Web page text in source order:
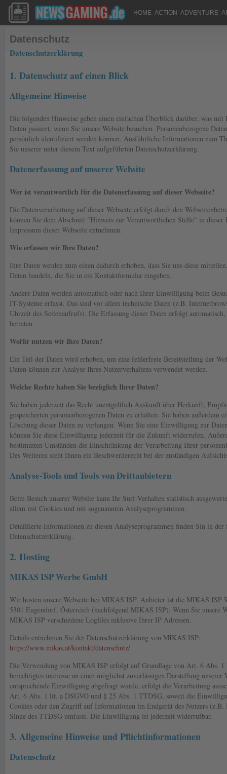
HOME ACTION ADVENTURE
Datenschutz
Datenschutzerklärung
1. Datenschutz auf einen Blick
Allgemeine Hinweise
Die folgenden Hinweise geben einen einfachen Überblick darüber, was mit
Daten passiert, wenn Sie unsere Website besuchen. Personenbezogene
persönlich identifiziert werden können. Ausführliche Informationen zum
Sie unserer unter diesem Text aufgeführten Datenschutzerklärung.
Datenerfassung auf unserer Website
Wer ist verantwortlich für die Datenerfassung auf dieser Webseite?
Die Datenverarbeitung auf dieser Webseite erfolgt durch den
können Sie dem Abschnitt "Hinweis zur Verantwortlichen Stelle" in dieser
Impressum dieser Webseite entnehmen.
Wie erfassen wir Ihre Daten?
Ihre Daten werden zum einen dadurch erhoben, dass Sie uns diese
Daten handeln, die Sie in ein Kontaktformular eingeben.
Andere Daten werden automatisch oder nach Ihrer Einwilligung beim
IT-Systeme erfasst. Das sind vor allem technische Daten (z.B.
Uhrzeit des Seitenaufrufs). Die Erfassung dieser Daten erfolgt automatisch,
betreten.
Wofür nutzen wir Ihre Daten?
Ein Teil der Daten wird erhoben, um eine fehlerfreie Bereitstellung der
Daten können zur Analyse Ihres Nutzerverhaltens verwendet werden.
Welche Rechte haben Sie bezüglich Ihrer Daten?
Sie haben jederzeit das Recht unentgeltlich Auskunft über Herkunft,
gespeicherten personenbezogenen Daten zu erhalten. Sie haben außerdem
Löschung dieser Daten zu verlangen. Wenn Sie eine Einwilligung zur
können Sie diese Einwilligung jederzeit für die Zukunft widerrufen.
bestimmten Umständen die Einschränkung der Verarbeitung Ihrer
Des Weiteren steht Ihnen ein Beschwerderecht bei der zuständigen
Analyse-Tools und Tools von Drittanbietern
Beim Besuch unserer Website kann Ihr Surf-Verhalten statistisch
allem mit Cookies und mit sogenannten Analyseprogrammen.
Detaillierte Informationen zu diesen Analyseprogrammen finden Sin in der
Datenschutzerklärung.
2. Hosting
MIKAS ISP Werbe GmbH
Wir hosten unsere Webseite bei MIKAS ISP. Anbieter ist die MIKAS ISP
5301 Eugendorf, Österreich (nachfolgend MIKAS ISP). Wenn Sie unsere
MIKAS ISP verschiedene Logfiles inklusive Ihrer IP Adressen.
Details entnehmen Sie der Datenschutzerklärung von MIKAS ISP:
https://www.mikas.at/kontakt/datenschutz/
Die Verwendung von MIKAS ISP erfolgt auf Grundlage von Art. 6 Abs.
berechtigtes interesse an einer möglichst zuverlässigen Darstellung unserer
entsprechende Einwilligung abgefragt wurde, erfolgt die Verarbeitung
Art. 6 Abs. 1 lit. a DSGVO und § 25 Abs. 1 TTDSG, soweit die
Cookies oder den Zugriff auf Informationen im Endgerät des Nutzers
Sinne des TTDSG umfasst. Die Einwilligung ist jederzeit widerrufbar.
3. Allgemeine Hinweise und Pflichtinformationen
Datenschutz